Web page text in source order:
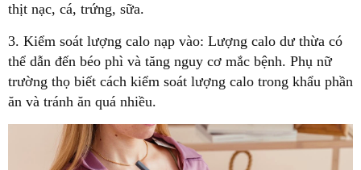
thịt nạc, cá, trứng, sữa.
3. Kiểm soát lượng calo nạp vào: Lượng calo dư thừa có
thể dẫn đến béo phì và tăng nguy cơ mắc bệnh. Phụ nữ
trường thọ biết cách kiểm soát lượng calo trong khẩu phần
ăn và tránh ăn quá nhiều.